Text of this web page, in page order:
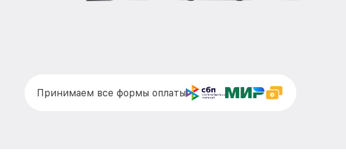
Принимаем все формы оплаты